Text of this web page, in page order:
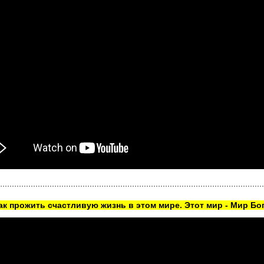
прожить счастливую жизнь в этом мире. Этот мир - Мир